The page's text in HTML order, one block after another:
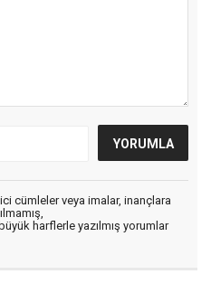
cümleler veya imalar, inançlara
harflerle yazılmış yorumlar